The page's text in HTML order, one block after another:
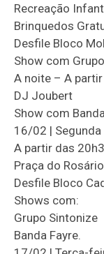
Recreação
Brinquedos
Desfile Bloco
Show com
A noite – A
DJ Joubert
Show com
16/02 | Segunda
A partir das
Praça do Rosário
Desfile Bloco
Shows com:
Grupo Sintonize
Banda Fayre.